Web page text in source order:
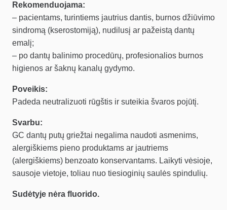
Rekomenduojama:
– pacientams, turintiems jautrius dantis, burnos džiūvimo
sindromą (kserostomiją), nudilusį ar pažeistą dantų
emalį;
– po dantų balinimo procedūrų, profesionalios burnos
higienos ar šaknų kanalų gydymo.
Poveikis:
Padeda neutralizuoti rūgštis ir suteikia švaros pojūtį.
Svarbu:
GC dantų putų griežtai negalima naudoti asmenims,
alergiškiems pieno produktams ar jautriems
(alergiškiems) benzoato konservantams. Laikyti vėsioje,
sausoje vietoje, toliau nuo tiesioginių saulės spindulių.
Sudėtyje nėra fluorido.